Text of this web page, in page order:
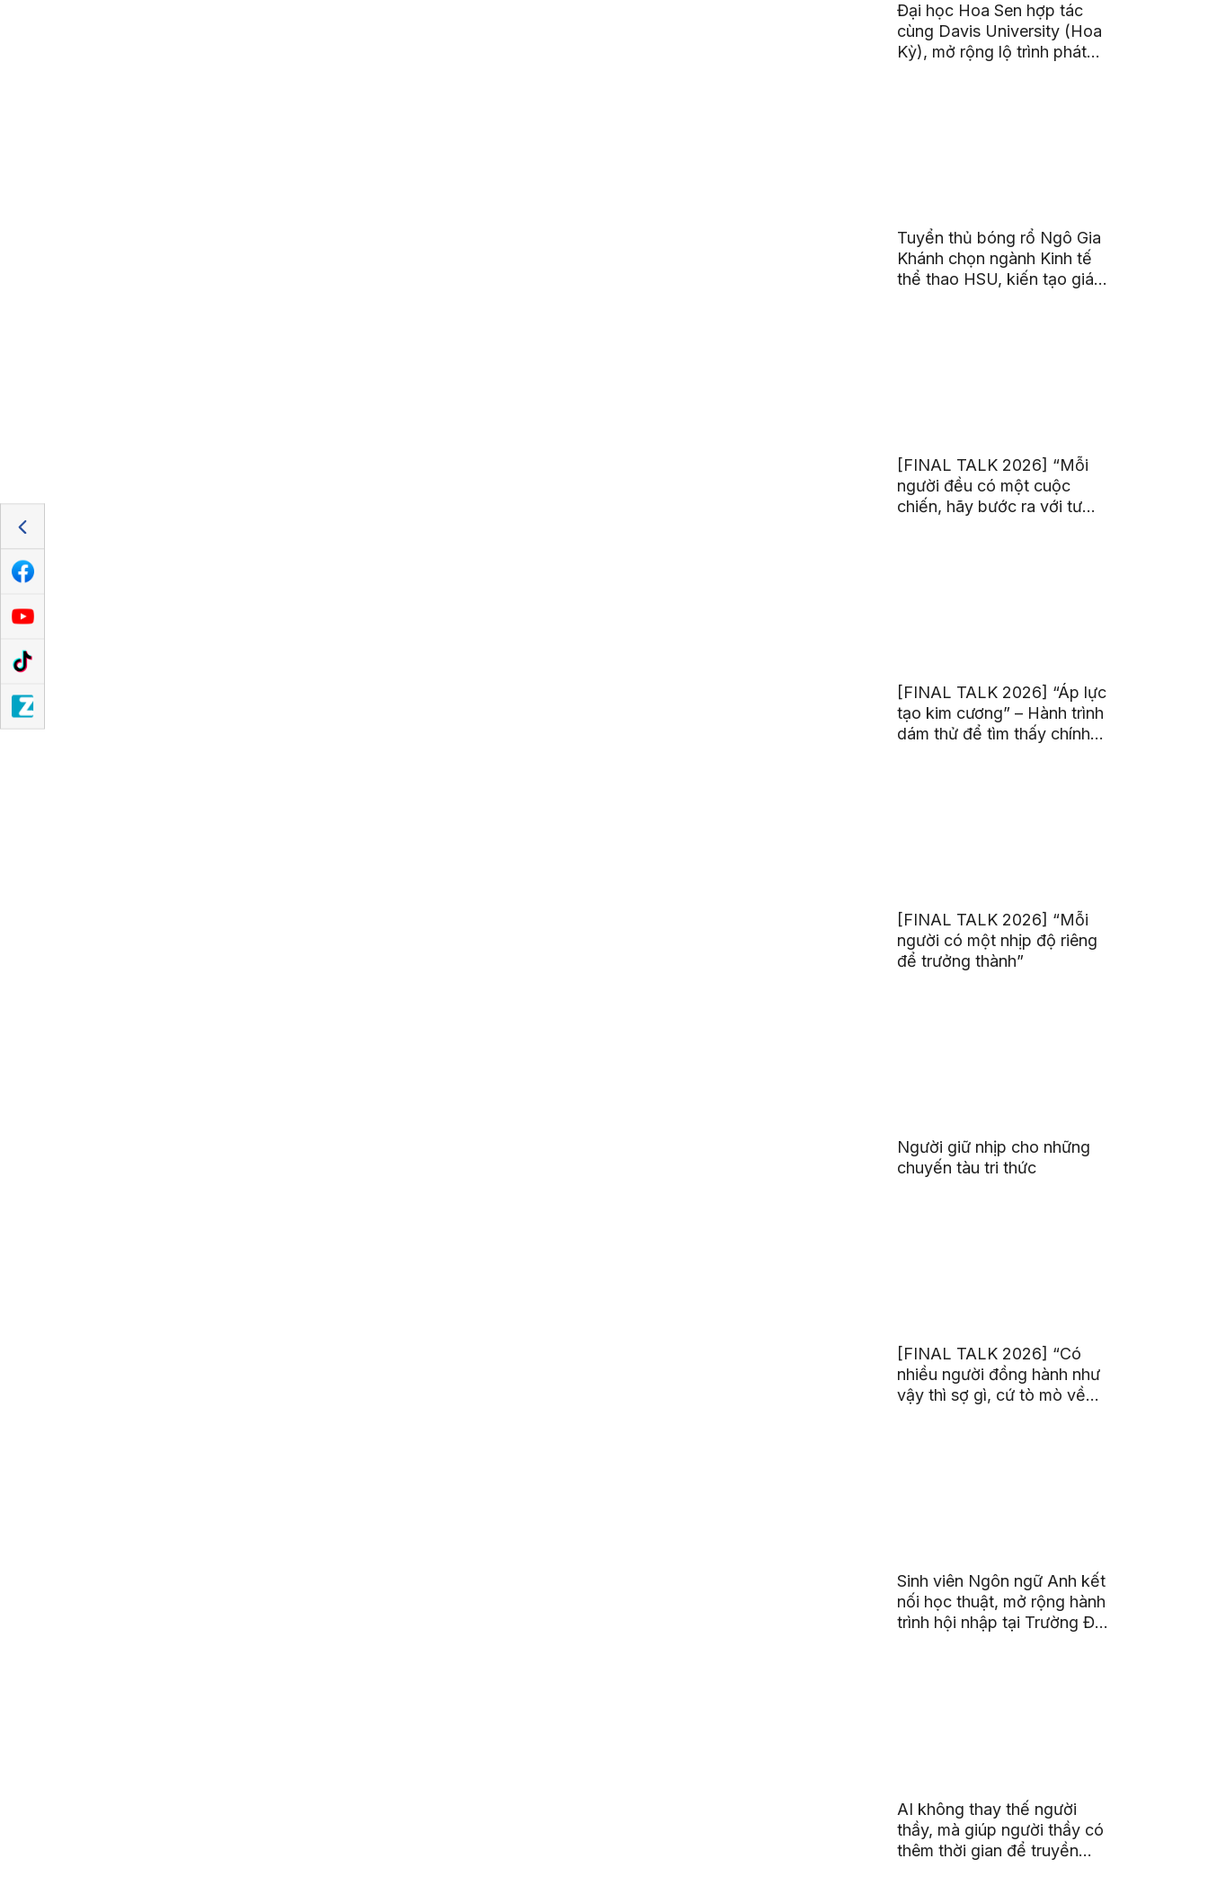
Đại học Hoa Sen hợp tác
cùng Davis University (Hoa
Kỳ), mở rộng lộ trình phát
Tuyển thủ bóng rổ Ngô Gia
Khánh chọn ngành Kinh tế
thể thao HSU, kiến tạo giá
[FINAL TALK 2026] “Mỗi
người đều có một cuộc
chiến, hãy bước ra với tư
[FINAL TALK 2026] “Áp lực
tạo kim cương” – Hành trình
dám thử để tìm thấy chính
[FINAL TALK 2026] “Mỗi
người có một nhịp độ riêng
để trưởng thành”
Người giữ nhịp cho những
chuyến tàu tri thức
[FINAL TALK 2026] “Có
nhiều người đồng hành như
vậy thì sợ gì, cứ tò mò về
Sinh viên Ngôn ngữ Anh kết
nối học thuật, mở rộng hành
trình hội nhập tại Trường Đại
AI không thay thế người
thầy, mà giúp người thầy có
thêm thời gian để truyền